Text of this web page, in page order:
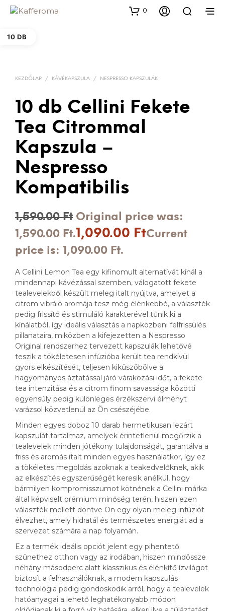
0
10 DB
KEZDŐLAP / KÁVÉKAPSZULA / NESPRESSO KAPSZULÁK
10 db Cellini Fekete
Tea Citrommal
Kapszula –
Nespresso
Kompatibilis
1,590.00Ft Original price was:
1,590.00 Ft.1,090.00 FtCurrent
price is: 1,090.00 Ft.
A Cellini Lemon Tea egy kifinomult alternatívát kínál a
mindennapi kávézással szemben, válogatott fekete
tealevelekből készült meleg italt nyújtva, amelyet a
citrom vibráló aromája tesz még élénkebbé, a választék
pedig frissítő és stimuláló karakterével tűnik ki a
kínálatból, így ideális választás a napközbeni felfrissülés
pillanataira, miközben a kifejezetten a Nespresso
Original rendszerhez tervezett kapszulák lehetővé
teszik a tökéletesen infúzióba került tea rendkívül
gyors elkészítését, teljesen kiküszöbölve a
hagyományos áztatással járó várakozási időt, a fekete
tea intenzitása és a citrom finom savassága közötti
egyensúly pedig különleges érzékszervi élményt
varázsol közvetlenül az Ön csészéjébe.
Minden egyes doboz 10 darab hermetikusan lezárt
kapszulát tartalmaz, amelyek érintetlenül megőrzik a
tealevelek minden jótékony tulajdonságát, garantálva a
friss és aromás italt minden egyes használatkor, így ez
a tökéletes megoldás azoknak a teakedvelőknek, akik
az elkészítés egyszerűségét keresik anélkül, hogy
bármilyen kompromisszumot kötnének a Cellini márka
által képviselt prémium minőség terén, hiszen ezen
választék mellett döntve Ön egy olyan meleg infúziót
élvezhet, amely hidratál és természetes energiát ad a
szervezet számára a nap folyamán.
Ez a termék ideális opciót jelent egy pihentető
szünethez otthon vagy az irodában, hiszen mindössze
néhány másodperc alatt klasszikus és élénkítő ízvilágot
biztosít a felhasználóknak, a modern kapszulás
technológia pedig gondoskodik arról, hogy a tealevelek
hatóanyagai a lehető leghatékonyabb módon